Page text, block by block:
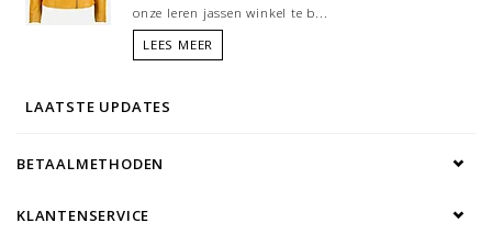
onze leren jassen winkel te b...
LEES MEER
LAATSTE UPDATES
BETAALMETHODEN
KLANTENSERVICE